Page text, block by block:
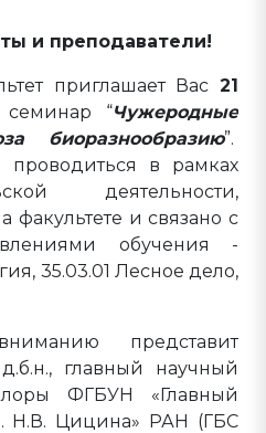
и преподаватели!
приглашает Вас 21
“Чужеродные
биоразнообразию”.
в рамках
деятельности,
факультете и связано с
обучения -
35.03.01 Лесное дело,
представит
главный научный
ФГБУН «Главный
Н.В. Цицина» РАН (ГБС